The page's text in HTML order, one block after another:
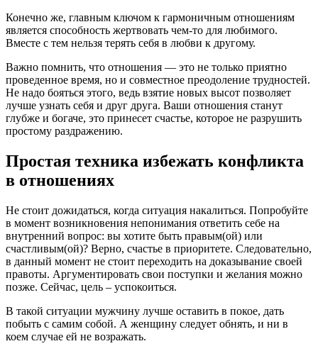
Конечно же, главным ключом к гармоничным отношениям
является способность жертвовать чем-то для любимого.
Вместе с тем нельзя терять себя в любви к другому.
Важно помнить, что отношения — это не только приятно
проведенное время, но и совместное преодоление трудностей.
Не надо бояться этого, ведь взятие новых высот позволяет
лучше узнать себя и друг друга. Ваши отношения станут
глубже и богаче, это принесет счастье, которое не разрушить
простому раздражению.
Простая техника избежать конфликта
в отношениях
Не стоит дожидаться, когда ситуация накалиться. Попробуйте
в момент возникновения непонимания ответить себе на
внутренний вопрос: вы хотите быть правым(ой) или
счастливым(ой)? Верно, счастье в приоритете. Следовательно,
в данный момент не стоит переходить на доказывание своей
правоты. Аргументировать свои поступки и желания можно
позже. Сейчас, цель – успокоиться.
В такой ситуации мужчину лучше оставить в покое, дать
побыть с самим собой. А женщину следует обнять, и ни в
коем случае ей не возражать.